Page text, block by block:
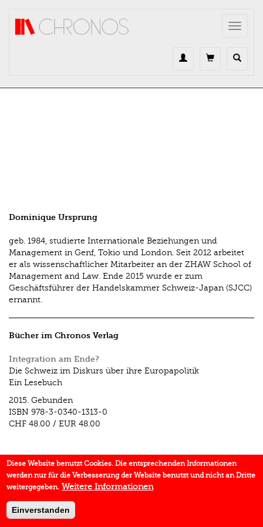
Toggle
Dominique Ursprung
geb. 1984, studierte Internationale Beziehungen und
Management in Genf, Tokio und London. Seit 2012 arbeitet
er als wissenschaftlicher Mitarbeiter an der ZHAW School of
Management and Law. Ende 2015 wurde er zum
Geschäftsführer der Handelskammer Schweiz-Japan (SJCC)
ernannt.
Bücher im Chronos Verlag
Integration am Ende?
Die Schweiz im Diskurs über ihre Europapolitik
Ein Lesebuch
2015. Gebunden
ISBN 978-3-0340-1313-0
CHF 48.00 / EUR 48.00
Diese Website benutzt Cookies. Die entsprechenden Informationen
werden nur für die Verbesserung der Website benutzt und nicht an Dritte
weitergegeben. Weitere Informationen
Einverstanden